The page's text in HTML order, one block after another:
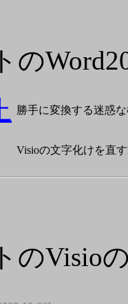
の
勝手に変換する迷惑
Visioの文字化けを直
のVisio